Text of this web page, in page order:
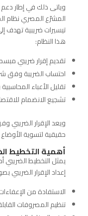
وياتى ذلك في إطار دعم
المشرّع المصري نظام
تيسيرات ضريبية تهدف
هذا النظام:
تقديم إقرار ضريبي
احتساب الضريبة وفق
تقليل الأعباء
تشجيع الانضمام
ويعد الإقرار
حقيقية لتسوية
أهمية التخطيط
يمثل التخطيط الضريبي
إعداد الإقرار
الاستفادة من الإعفاءات
تنظيم المصروفات